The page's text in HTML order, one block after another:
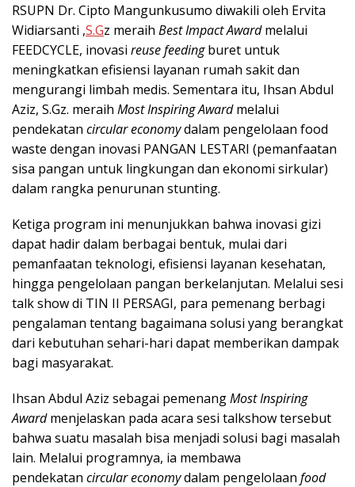
RSUPN Dr. Cipto Mangunkusumo diwakili oleh Ervita
Widiarsanti ,S.Gz meraih Best Impact Awardmelalui
FEEDCYCLE, inovasi reuse feedingburet untuk
meningkatkan efisiensi layanan rumah sakit dan
mengurangi limbah medis. Sementara itu, Ihsan Abdul
Aziz, S.Gz. meraih Most Inspiring Awardmelalui
pendekatan circular economydalam pengelolaan food
waste dengan inovasi PANGAN LESTARI (pemanfaatan
sisa pangan untuk lingkungan dan ekonomi sirkular)
dalam rangka penurunan stunting.
Ketiga program ini menunjukkan bahwa inovasi gizi
dapat hadir dalam berbagai bentuk, mulai dari
pemanfaatan teknologi, efisiensi layanan kesehatan,
hingga pengelolaan pangan berkelanjutan. Melalui sesi
talk show di TIN II PERSAGI, para pemenang berbagi
pengalaman tentang bagaimana solusi yang berangkat
dari kebutuhan sehari-hari dapat memberikan dampak
bagi masyarakat.
Ihsan Abdul Aziz sebagai pemenangMost Inspiring
Awardmenjelaskan pada acara sesi talkshow tersebut
bahwa suatu masalah bisa menjadi solusi bagi masalah
lain. Melalui programnya, ia membawa
pendekatan circular economydalam pengelolaan food